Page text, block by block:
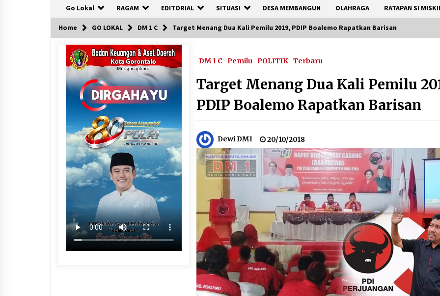
Go Lokal RAGAM EDITORIAL SITUASI DESA MEMBANGUN OLAHRAGA RATAPAN SI
Home GO LOKAL DM 1 C Target Menang Dua Kali Pemilu 2019, PDIP Boalemo Rapatkan Barisan
DM 1 C Pemilu POLITIK Terbaru
Target Menang Dua Kali Pemilu
PDIP Boalemo Rapatkan Barisan
Dewi DM1 20/10/2018